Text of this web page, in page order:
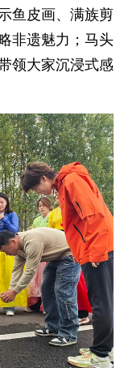
鱼皮画、满族剪
非遗魅力；马头
领大家沉浸式感